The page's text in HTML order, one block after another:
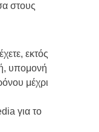
στους
εκτός
υπομονή
μέχρι
για το